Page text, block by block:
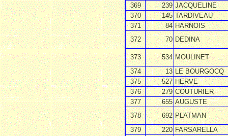
369
239 JACQUELINE
370
145 TARDIVEAU
371
84 HARNOIS
372
70 DEDINA
373 534 MOULINET
374
13 LE BOURGOCQ
375
527 HERVE
376
279 COUTURIER
377
655 AUGUSTE
378
692 PLATMAN
379
220 FARSARELLA